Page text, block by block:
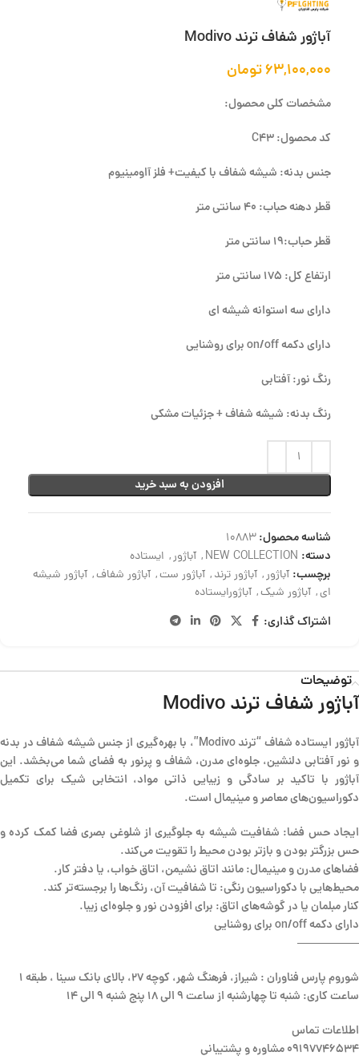
آباژور شفاف ترند Modivo
۶۳,۱۰۰,۰۰۰تومان
مشخصات کلی محصول:
کد محصول: C43
جنس بدنه: شیشه شفاف با کیفیت+ فلز آاومینیوم
قطر دهنه حباب: 40 سانتی متر
قطر حباب:19 سانتی متر
ارتفاع کل: 175 سانتی متر
دارای سه استوانه شیشه ای
دارای دکمه on/off برای روشنایی
رنگ نور: آفتابی
رنگ بدنه: شیشه شفاف + جزئیات مشکی
افزودن به سبد خرید
شناسه محصول:10883
دسته: NEW COLLECTION
, آباژور, ایستاده
برچسب: آباژور, آباژور ترند, آباژور ست, آباژور شفاف, آباژور شیشه
ای, آباژور شیک, آباژورایستاده
اشتراک گذاری:
توضیحات
آباژور شفاف ترند Modivo
آباژور ایستاده شفاف “ترند Modivo”، با بهره‌گیری از جنس شیشه شفاف در بدنه
و نور آفتابی دلنشین، جلوه‌ای مدرن، شفاف و پرنور به فضای شما می‌بخشد. این
آباژور با تاکید بر سادگی و زیبایی ذاتی مواد، انتخابی شیک برای تکمیل
دکوراسیون‌های معاصر و مینیمال است.
ایجاد حس فضا: شفافیت شیشه به جلوگیری از شلوغی بصری فضا کمک کرده و
حس بزرگتر بودن و بازتر بودن محیط را تقویت می‌کند.
فضاهای مدرن و مینیمال: مانند اتاق نشیمن، اتاق خواب، یا دفتر کار.
محیط‌هایی با دکوراسیون رنگی: تا شفافیت آن، رنگ‌ها را برجسته‌تر کند.
کنار مبلمان یا در گوشه‌های اتاق: برای افزودن نور و جلوه‌ای زیبا.
دارای دکمه on/off برای روشنایی
—————–
شوروم پارس فناوران : شیراز، فرهنگ شهر، کوچه 27، بالای بانک سینا ، طبقه 1
ساعت کاری: شنبه تا چهارشنبه از ساعت 9 الی 18 پنج شنبه 9 الی 14
اطلاعات تماس
09197746534 مشاوره و پشتیبانی